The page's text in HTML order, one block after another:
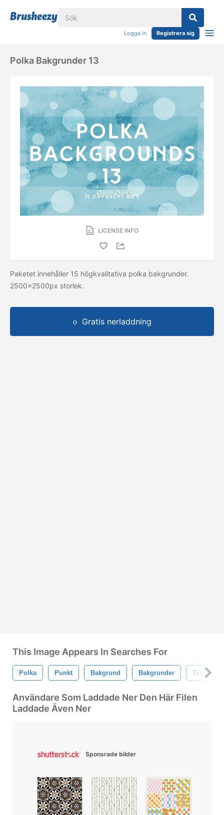
Logga in Registrera sig
Polka Bakgrunder 13
LICENSE INFO
Paketet innehåller 15 högkvalitativa polka bakgrunder.
2500x2500px storlek.
Gratis nerladdning
This Image Appears In Searches For
Polka Punkt Bakgrund Bakgrunder Textur
Användare Som Laddade Ner Den Här Filen
Laddade Även Ner
Sponsrade bilder